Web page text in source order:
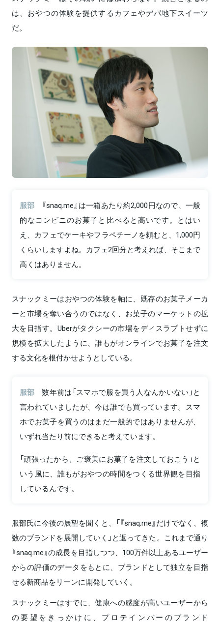
は、おやつの体験を提供するカフェやデパ地下スイーツ
だ。
服部
『snaq.me』は一箱あたり約2,000円なので、一般
的なコンビニのお菓子と比べると高いです。とはい
え、カフェでケーキやフラペチーノを頼むと、1,000円
くらいしますよね。カフェ2回分と考えれば、そこまで
高くはありません。
スナックミーはおやつの体験を軸に、既存のお菓子メーカ
ーと市場を奪い合うのではなく、お菓子のマーケットの拡
大を目指す。Uberがタクシーの市場をディスラプトせずに
規模を拡大したように、誰もがオンラインでお菓子を注文
する文化を根付かせようとしている。
服部
数年前は「スマホで服を買う人なんかいない」と
言われていましたが、今は誰でも買っています。スマ
ホでお菓子を買うのはまだ一般的ではありませんが、
いずれ当たり前にできると考えています。
「頑張ったから、ご褒美にお菓子を注文しておこう」と
いう風に、誰もがおやつの時間をつくる世界観を目指
しているんです。
服部氏に今後の展望を聞くと、「『snaq.me』だけでなく、複
数のブランドを展開していく」と返ってきた。これまで通り
『snaq.me』の成長を目指しつつ、100万件以上あるユーザー
からの評価のデータをもとに、ブランドとして独立を目指
せる新商品をリーンに開発していく。
スナックミーはすでに、健康への感度が高いユーザーから
の要望をきっかけに、プロテインバーのブランド